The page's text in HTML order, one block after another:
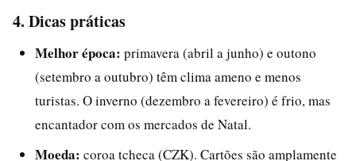
4. Dicas práticas
Melhor época: primavera (abril a junho) e outono
(setembro a outubro) têm clima ameno e menos
turistas. O inverno (dezembro a fevereiro) é frio, mas
encantador com os mercados de Natal.
Moeda: coroa tcheca (CZK). Cartões são amplamente